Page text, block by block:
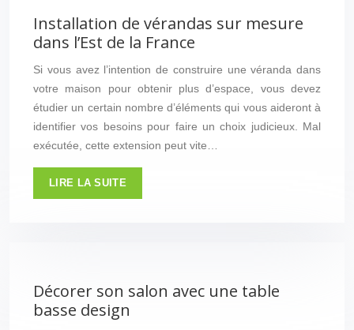
Installation de vérandas sur mesure
dans l’Est de la France
Si vous avez l’intention de construire une véranda dans
votre maison pour obtenir plus d’espace, vous devez
étudier un certain nombre d’éléments qui vous aideront à
identifier vos besoins pour faire un choix judicieux. Mal
exécutée, cette extension peut vite…
LIRE LA SUITE
Décorer son salon avec une table
basse design